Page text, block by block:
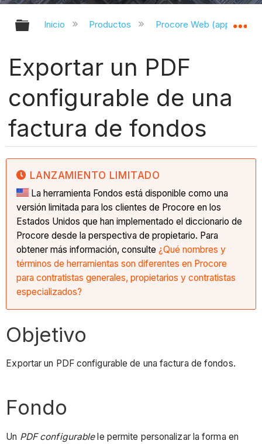
Expandir/contraer jerarquía global
Inicio Productos Procore Web
Exportar un PDF
configurable de una
factura de fondos
LANZAMIENTO LIMITADO
La herramienta Fondos está disponible como una
versión limitada para los clientes de Procore en los
Estados Unidos que han implementado el diccionario de
Procore desde la perspectiva de propietario. Para
obtener más información, consulte¿Qué nombres y
términos de herramientas son diferentes en Procore
para contratistas generales, propietarios y contratistas
especializados?
Objetivo
Exportar un PDF configurable de una factura de fondos.
Fondo
Un PDF configurablele permite personalizar la forma en